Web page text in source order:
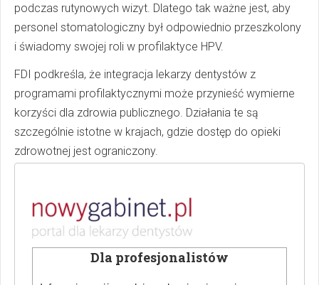
podczas rutynowych wizyt. Dlatego tak ważne jest, aby
personel stomatologiczny był odpowiednio przeszkolony
i świadomy swojej roli w profilaktyce HPV.
FDI podkreśla, że integracja lekarzy dentystów z
programami profilaktycznymi może przynieść wymierne
korzyści dla zdrowia publicznego. Działania te są
szczególnie istotne w krajach, gdzie dostęp do opieki
zdrowotnej jest ograniczony.
Nowy Gabinet
Stomatologiczny: walka z wirusem
HPV
Więcej ciekawych artykułów w "Nowy Gabinet
Dla profesjonalistów